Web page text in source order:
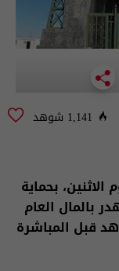
1,141 شوهد
الاثنين، بحماية
بالمال العام
قبل المباشرة